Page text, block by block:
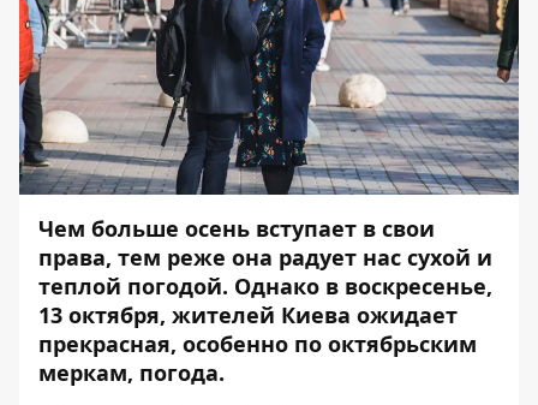
Чем больше осень вступает в свои
права, тем реже она радует нас сухой и
теплой погодой. Однако в воскресенье,
13 октября, жителей Киева ожидает
прекрасная, особенно по октябрьским
меркам, погода.